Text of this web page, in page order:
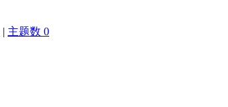
| 主题数 0